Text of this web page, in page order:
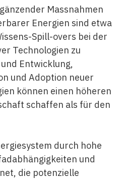
Massnahmen
Energien sind etwa
Spill-overs bei der
Technologien zu
Entwicklung,
und Adoption neuer
können einen höheren
schaffen als für den
durch hohe
und
die potenzielle